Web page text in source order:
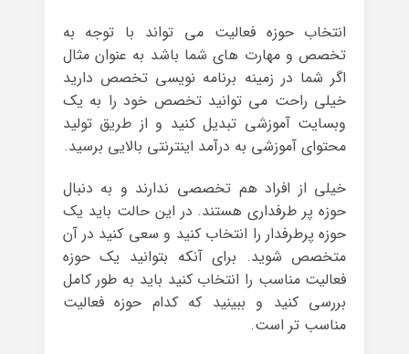
انتخاب حوزه فعالیت می تواند با توجه به
تخصص و مهارت های شما باشد به عنوان مثال
اگر شما در زمینه برنامه نویسی تخصص دارید
خیلی راحت می توانید تخصص خود را به یک
وبسایت آموزشی تبدیل کنید و از طریق تولید
محتوای آموزشی به درآمد اینترنتی بالایی برسید.
خیلی از افراد هم تخصصی ندارند و به دنبال
حوزه پر طرفداری هستند. در این حالت باید یک
حوزه پرطرفدار را انتخاب کنید و سعی کنید در آن
متخصص شوید. برای آنکه بتوانید یک حوزه
فعالیت مناسب را انتخاب کنید باید به طور کامل
بررسی کنید و ببینید که کدام حوزه فعالیت
مناسب تر است.